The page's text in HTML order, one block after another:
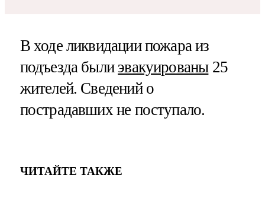
В ходе ликвидации пожара из
подъезда были эвакуированы25
жителей. Сведений о
пострадавших не поступало.
ЧИТАЙТЕ ТАКЖЕ